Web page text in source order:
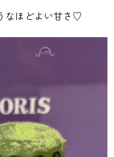
なほどよい甘さ♡